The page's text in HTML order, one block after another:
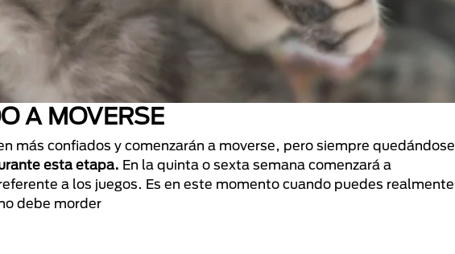
A MOVERSE
más confiados y comenzarán a moverse, pero siempre quedándose
esta etapa. En la quinta o sexta semana comenzará a
a los juegos. Es en este momento cuando puedes realmente
debe morder